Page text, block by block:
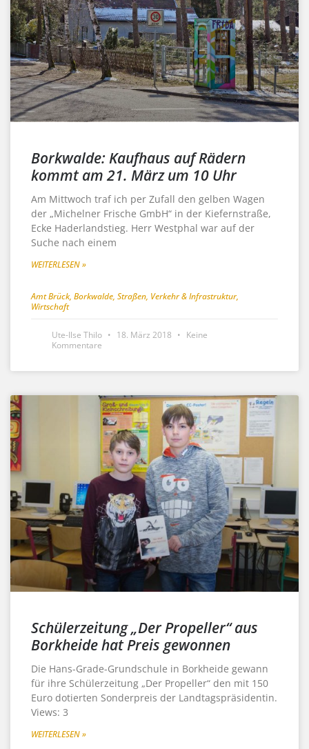
Borkwalde: Kaufhaus auf Rädern
kommt am 21. März um 10 Uhr
Am Mittwoch traf ich per Zufall den gelben Wagen
der „Michelner Frische GmbH“ in der Kiefernstraße,
Ecke Haderlandstieg. Herr Westphal war auf der
Suche nach einem
WEITERLESEN »
Amt Brück, Borkwalde, Straßen, Verkehr & Infrastruktur,
Wirtschaft
Ute-Ilse Thilo 18. März 2018
Keine
Kommentare
Schülerzeitung „Der Propeller“ aus
Borkheide hat Preis gewonnen
Die Hans-Grade-Grundschule in Borkheide gewann
für ihre Schülerzeitung „Der Propeller“ den mit 150
Euro dotierten Sonderpreis der Landtagspräsidentin.
Views: 3
WEITERLESEN »